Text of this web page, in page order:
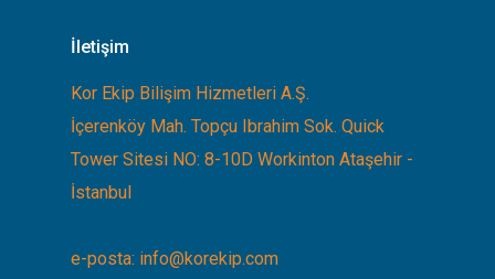
İletişim
Kor Ekip Bilişim Hizmetleri A.Ş.
İçerenköy Mah. Topçu Ibrahim Sok. Quick
Tower Sitesi NO: 8-10D Workinton Ataşehir -
İstanbul
e-posta: info@korekip.com